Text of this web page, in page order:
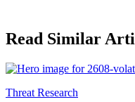
Read Similar
Threat Research